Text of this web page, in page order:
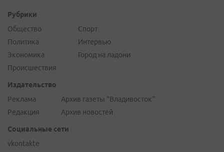
Рубрики
Общество
Политика
Экономика
Происшествия
Спорт
Интервью
Город на ладони
Издательство
Реклама
Редакция
Архив газеты "Владивосток"
Архив новостей
Социальные сети
vkontakte